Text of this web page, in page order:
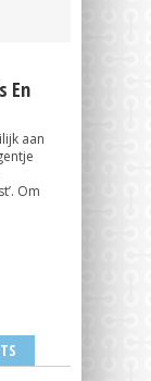
En
aan
Om